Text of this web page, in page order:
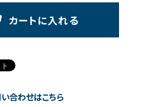
カートに入れる
合わせはこちら